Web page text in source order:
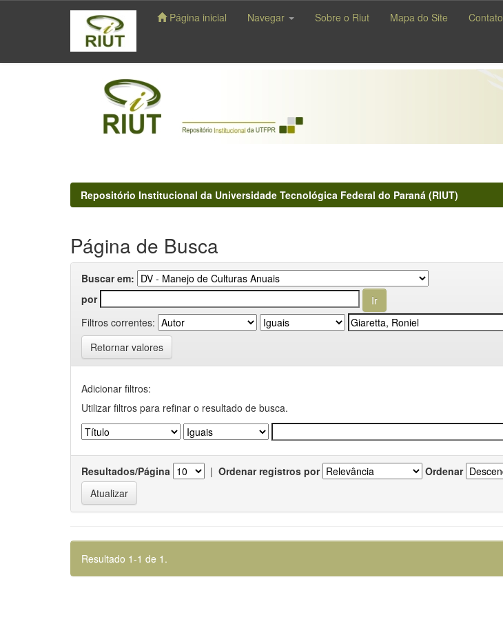
navigation
Página inicial Navegar Sobre o Riut Mapa do Site Contato
Repositório Institucional da Universidade Tecnológica Federal do Paraná (RIUT)
Página de Busca
Buscar em:
por
Filtros correntes:
Retornar valores
Adicionar filtros:
Utilizar filtros para refinar o resultado de busca.
Resultados/Página | Ordenar registros por Ordenar
Resultado 1-1 de 1.